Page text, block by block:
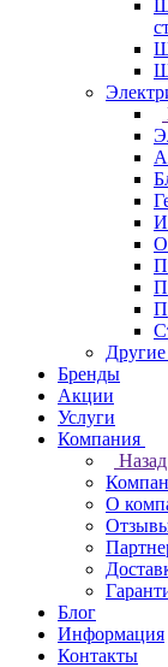
Другие
Бренды
Акции
Услуги
Компания
Назад
О
Блог
Информация
Контакты